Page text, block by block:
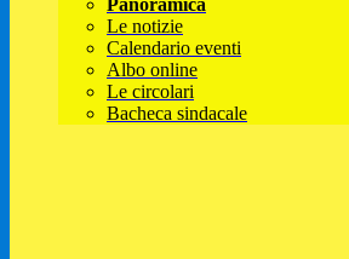
Panoramica
Le notizie
Calendario eventi
Albo online
Le circolari
Bacheca sindacale